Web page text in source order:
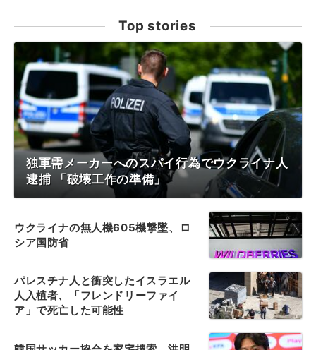
Top stories
独軍需メーカーへのスパイ行為でウクライナ人
逮捕 「破壊工作の準備」
ウクライナの無人機605機撃墜、ロ
シア国防省
パレスチナ人と衝突したイスラエル
人入植者、「フレンドリーファイ
ア」で死亡した可能性